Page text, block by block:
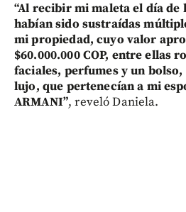
“Al recibir mi maleta el día de
habían sido sustraídas
mi propiedad, cuyo valor
$60.000.000 COP, entre ellas
faciales, perfumes y un
lujo, que pertenecían a mi
ARMANI”, reveló Daniela.